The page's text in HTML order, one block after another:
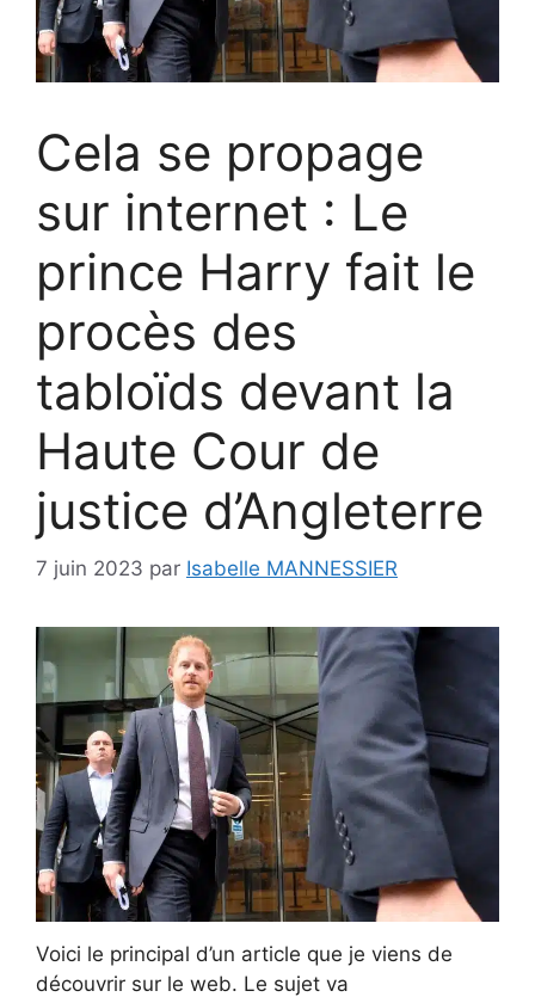
Cela se propage
sur internet : Le
prince Harry fait le
procès des
tabloïds devant la
Haute Cour de
justice d’Angleterre
7 juin 2023 par Isabelle MANNESSIER
Voici le principal d’un article que je viens de
découvrir sur le web. Le sujet va